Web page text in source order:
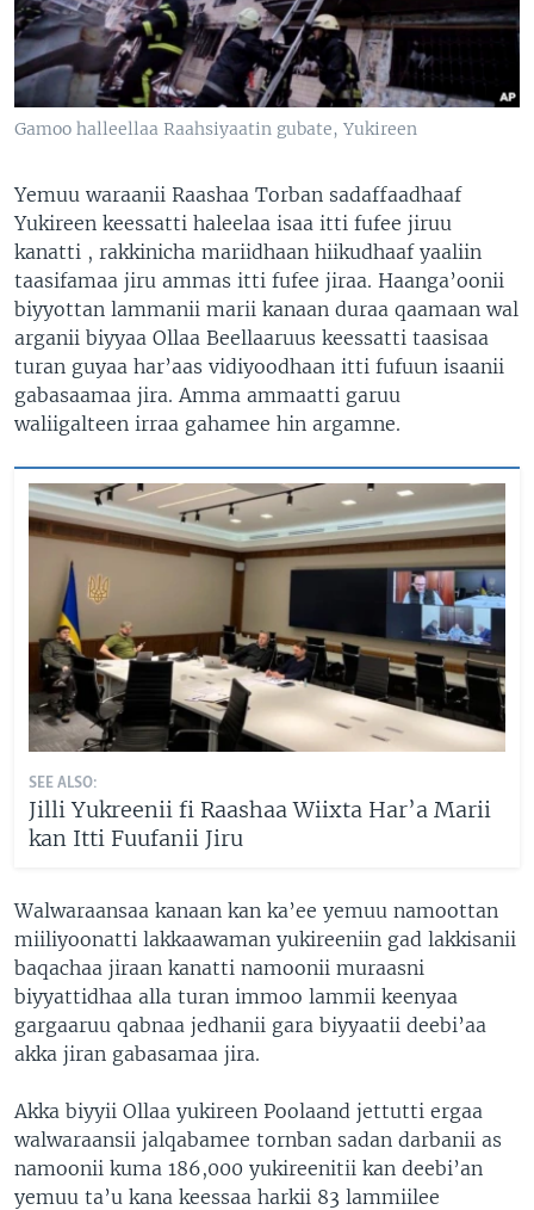
Gamoo halleellaa Raahsiyaatin gubate, Yukireen
Yemuu waraanii Raashaa Torban sadaffaadhaaf
Yukireen keessatti haleelaa isaa itti fufee jiruu
kanatti , rakkinicha mariidhaan hiikudhaaf yaaliin
taasifamaa jiru ammas itti fufee jiraa. Haanga’oonii
biyyottan lammanii marii kanaan duraa qaamaan wal
arganii biyyaa Ollaa Beellaaruus keessatti taasisaa
turan guyaa har’aas vidiyoodhaan itti fufuun isaanii
gabasaamaa jira. Amma ammaatti garuu
waliigalteen irraa gahamee hin argamne.
SEE ALSO:
Jilli Yukreenii fi Raashaa Wiixta Har’a Marii
kan Itti Fuufanii Jiru
Walwaraansaa kanaan kan ka’ee yemuu namoottan
miiliyoonatti lakkaawaman yukireeniin gad lakkisanii
baqachaa jiraan kanatti namoonii muraasni
biyyattidhaa alla turan immoo lammii keenyaa
gargaaruu qabnaa jedhanii gara biyyaatii deebi’aa
akka jiran gabasamaa jira.
Akka biyyii Ollaa yukireen Poolaand jettutti ergaa
walwaraansii jalqabamee tornban sadan darbanii as
namoonii kuma 186,000 yukireenitii kan deebi’an
yemuu ta’u kana keessaa harkii 83 lammiilee